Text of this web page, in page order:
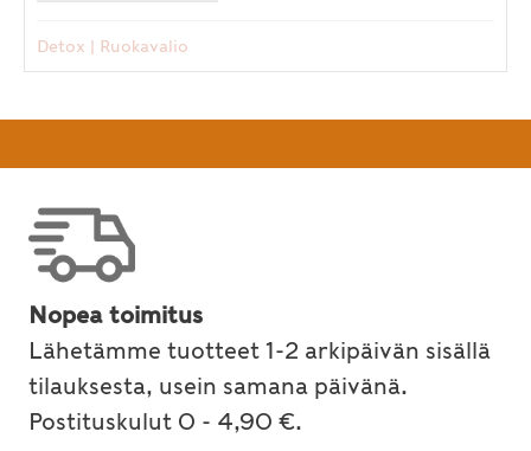
Detox | Ruokavalio
Nopea toimitus
Lähetämme tuotteet 1-2 arkipäivän sisällä
tilauksesta, usein samana päivänä.
Postituskulut 0 - 4,90 €.